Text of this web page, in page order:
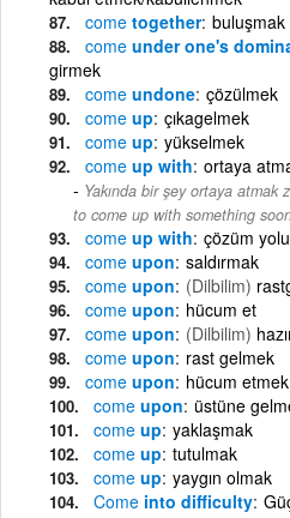
come together buluşmak
come under one's
girmek
come undone çözülmek
come up çıkagelmek
come up yükselmek
come up with ortaya
Yakında bir şey ortaya atmak
to come up with something
come up with çözüm
come upon saldırmak
come upon (Dilbilim)
come upon hücum et
come upon (Dilbilim)
come upon rast gelmek
come upon hücum etmek
come upon üstüne
come up yaklaşmak
come up tutulmak
come up yaygın olmak
Come into difficulty